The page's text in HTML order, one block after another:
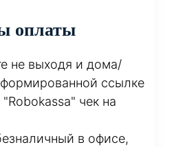
оплаты
не выходя и дома/
ссылке
чек на
в офисе,